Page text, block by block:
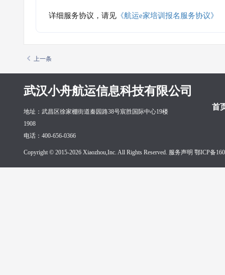
详细服务协议，请见 《航运e家培训报名服务协议》
上一条
武汉小舟航运信息科技有限公司
首
地址：武昌区徐家棚街道秦园路38号宸胜国际中心19楼
1908
电话：400-656-0366
Copyright © 2015-2026 Xiaozhou,Inc. All Rights Reserved. 服务声明 鄂ICP备